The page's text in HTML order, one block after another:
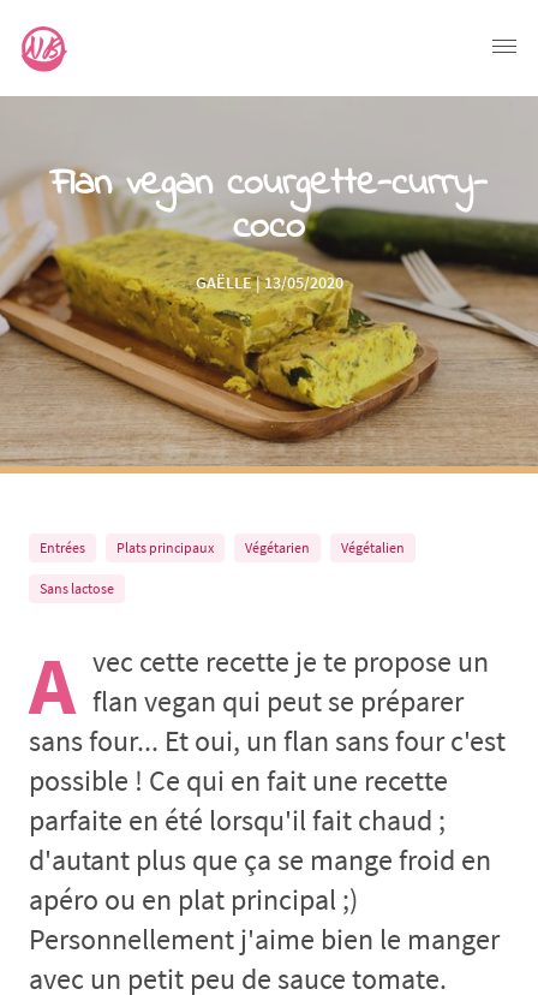
Flan vegan courgette-curry-
coco
GAËLLE | 13/05/2020
Entrées Plats principaux Végétarien Végétalien
Sans lactose
A vec cette recette je te propose un
flan vegan qui peut se préparer
sans four... Et oui, un flan sans four c'est
possible ! Ce qui en fait une recette
parfaite en été lorsqu'il fait chaud ;
d'autant plus que ça se mange froid en
apéro ou en plat principal ;)
Personnellement j'aime bien le manger
avec un petit peu de sauce tomate.